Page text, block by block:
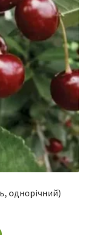
однорічний)